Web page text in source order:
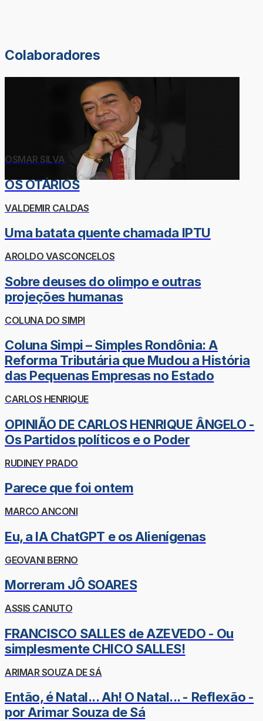
Colaboradores
OSMAR SILVA
OS OTÁRIOS
VALDEMIR CALDAS
Uma batata quente chamada IPTU
AROLDO VASCONCELOS
Sobre deuses do olimpo e outras
projeções humanas
COLUNA DO SIMPI
Coluna Simpi – Simples Rondônia: A
Reforma Tributária que Mudou a História
das Pequenas Empresas no Estado
CARLOS HENRIQUE
OPINIÃO DE CARLOS HENRIQUE ÂNGELO -
Os Partidos políticos e o Poder
RUDINEY PRADO
Parece que foi ontem
MARCO ANCONI
Eu, a IA ChatGPT e os Alienígenas
GEOVANI BERNO
Morreram JÔ SOARES
ASSIS CANUTO
FRANCISCO SALLES de AZEVEDO - Ou
simplesmente CHICO SALLES!
ARIMAR SOUZA DE SÁ
Então, é Natal... Ah! O Natal... - Reflexão -
por Arimar Souza de Sá